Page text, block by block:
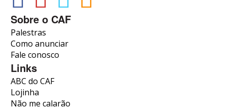
Sobre o CAF
Palestras
Como anunciar
Fale conosco
Links
ABC do CAF
Lojinha
Não me calarão